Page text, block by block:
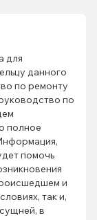
для
данного
по ремонту
по
полное
помочь
и
так и,
в